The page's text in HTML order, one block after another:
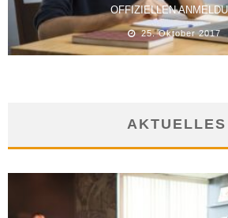
OFFIZIELLEN
25. Oktober 2017
AKTUELLES